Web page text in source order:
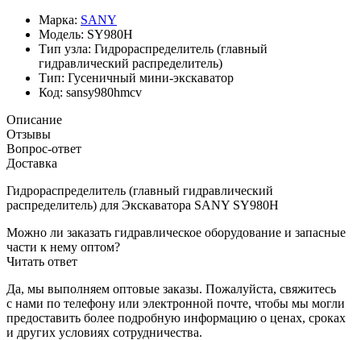
Марка: SANY
Модель: SY980H
Тип узла: Гидрораспределитель (главный
гидравлический распределитель)
Тип: Гусеничный мини-экскаватор
Код: sansy980hmcv
Описание
Отзывы
Вопрос-ответ
Доставка
Гидрораспределитель (главный гидравлический
распределитель) для Экскаватора SANY SY980H
Можно ли заказать гидравлическое оборудование и запасные
части к нему оптом?
Читать ответ
Да, мы выполняем оптовые заказы. Пожалуйста, свяжитесь
с нами по телефону или электронной почте, чтобы мы могли
предоставить более подробную информацию о ценах, сроках
и других условиях сотрудничества.